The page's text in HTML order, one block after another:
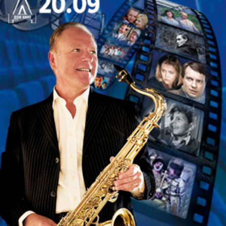
славы Рок н Ролла. Она получила десятки самых
престижных музыкальных наград, включая 12
статуэток «Грэмми». Журнал «Rolling Stone»
назвал её одной из величайших певиц
современности.
Исполнители
Илья Щеклеин – пианино
Петербургский пианист-виртуоз, участник и
лауреат крупных джазовых фестивалей, таких как
«Усадьба-джаз», Gnesin Jazz, Rainy Days Jazz Fest
и Petrojazz. Победитель конкурса «Jazz Battle
2017» среди пианистов. Автор музыки к
российским и зарубежным фильмам и сериалам.
Марика (Марина Илюньчева) – вокал
Лауреат Всероссийский конкурсов и участница
крупных фестивалей. Голос Марики можно